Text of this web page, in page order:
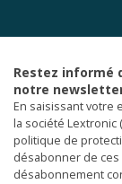
Restez informé
notre
En saisissant votre
la société Lextronic
politique de
désabonner de
désabonnement